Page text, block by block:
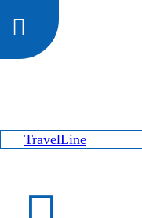
TravelLine